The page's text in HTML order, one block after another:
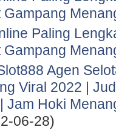
Gampang
Paling
Gampang
Agen
Viral 2022 |
Jam Hoki
06-28)